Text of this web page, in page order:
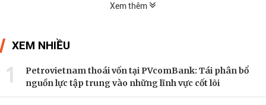
Xem thêm
XEM NHIỀU
1
Petrovietnam thoái vốn tại PVcomBank: Tái phân bổ
nguồn lực tập trung vào những lĩnh vực cốt lõi